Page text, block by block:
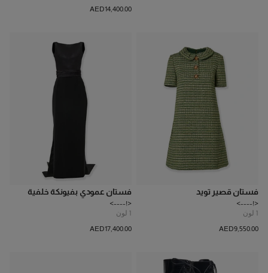
AED‌14,400.00
فستان قصير تويد
<!---->
1 لون
AED‌9,550.00
فستان عمودي بفيونكة خلفية
<!---->
1 لون
AED‌17,400.00